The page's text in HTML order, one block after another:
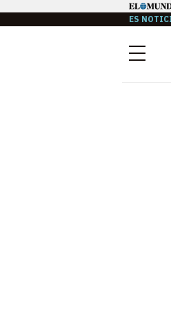
ES
Menú